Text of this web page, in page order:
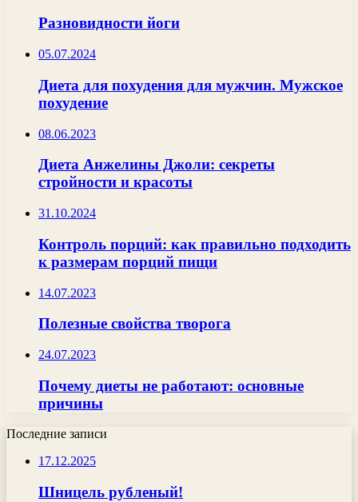
Разновидности йоги
05.07.2024
Диета для похудения для мужчин. Мужское
похудение
08.06.2023
Диета Анжелины Джоли: секреты
стройности и красоты
31.10.2024
Контроль порций: как правильно подходить
к размерам порций пищи
14.07.2023
Полезные свойства творога
24.07.2023
Почему диеты не работают: основные
причины
Последние записи
17.12.2025
Шницель рубленый!